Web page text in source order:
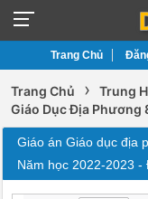
Trang Chủ
Trang Chủ › Trung
Giáo Dục Địa Phương
Giáo án Giáo dục địa
Năm học 2022-2023 -